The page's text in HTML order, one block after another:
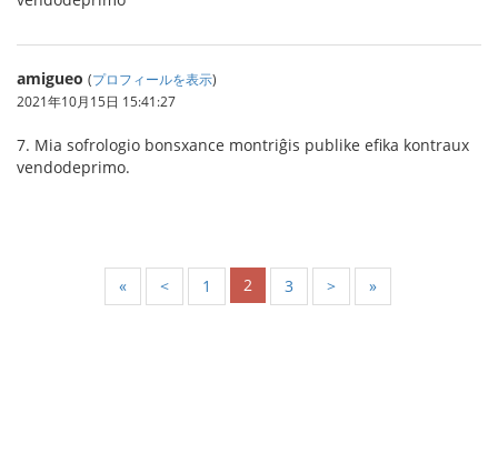
amigueo (プロフィールを表示)
2021年10月15日 15:41:27
7. Mia sofrologio bonsxance montriĝis publike efika kontraux
vendodeprimo.
« < 1 2 3 > »